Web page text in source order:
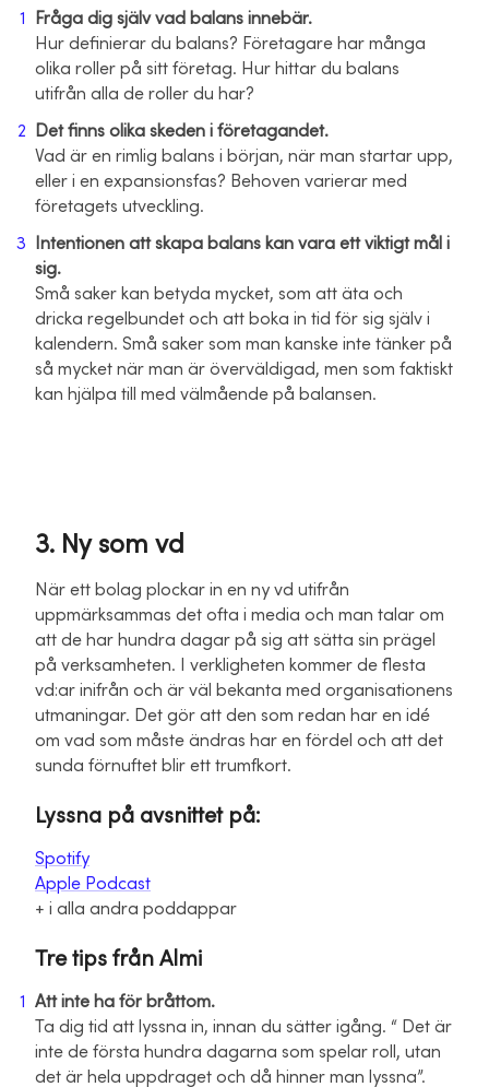
Fråga dig själv vad balans innebär.
Hur definierar du balans? Företagare har många
olika roller på sitt företag. Hur hittar du balans
utifrån alla de roller du har?
Det finns olika skeden i företagandet.
Vad är en rimlig balans i början, när man startar upp,
eller i en expansionsfas? Behoven varierar med
företagets utveckling.
Intentionen att skapa balans kan vara ett viktigt mål i
sig.
Små saker kan betyda mycket, som att äta och
dricka regelbundet och att boka in tid för sig själv i
kalendern. Små saker som man kanske inte tänker på
så mycket när man är överväldigad, men som faktiskt
kan hjälpa till med välmående på balansen.
3. Ny som vd
När ett bolag plockar in en ny vd utifrån
uppmärksammas det ofta i media och man talar om
att de har hundra dagar på sig att sätta sin prägel
på verksamheten. I verkligheten kommer de flesta
vd:ar inifrån och är väl bekanta med organisationens
utmaningar. Det gör att den som redan har en idé
om vad som måste ändras har en fördel och att det
sunda förnuftet blir ett trumfkort.
Lyssna på avsnittet på:
Spotify
Apple Podcast
+ i alla andra poddappar
Tre tips från Almi
Att inte ha för bråttom.
Ta dig tid att lyssna in, innan du sätter igång. “ Det är
inte de första hundra dagarna som spelar roll, utan
det är hela uppdraget och då hinner man lyssna”.